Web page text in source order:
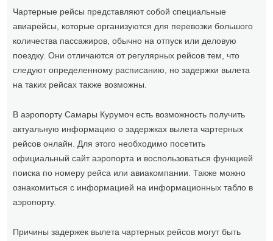
Чартерные рейсы представляют собой специальные
авиарейсы, которые организуются для перевозки большого
количества пассажиров, обычно на отпуск или деловую
поездку. Они отличаются от регулярных рейсов тем, что
следуют определенному расписанию, но задержки вылета
на таких рейсах также возможны.
В аэропорту Самары Курумоч есть возможность получить
актуальную информацию о задержках вылета чартерных
рейсов онлайн. Для этого необходимо посетить
официальный сайт аэропорта и воспользоваться функцией
поиска по номеру рейса или авиакомпании. Также можно
ознакомиться с информацией на информационных табло в
аэропорту.
Причины задержек вылета чартерных рейсов могут быть